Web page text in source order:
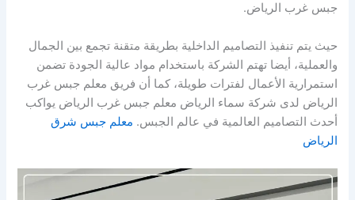
جبس غرب الرياض.
حيث يتم تنفيذ التصاميم الداخلية بطريقة متقنة تجمع بين الجمال
والعملية، أيضا تهتم الشركة باستخدام مواد عالية الجودة تضمن
استمرارية الأعمال لفترات طويلة، كما أن فريق معلم جبس غرب
الرياض لدى شركة سماء الرياض معلم جبس غرب الرياض يواكب
أحدث التصاميم العالمية في عالم الجبس. معلم جبس شرق
الرياض